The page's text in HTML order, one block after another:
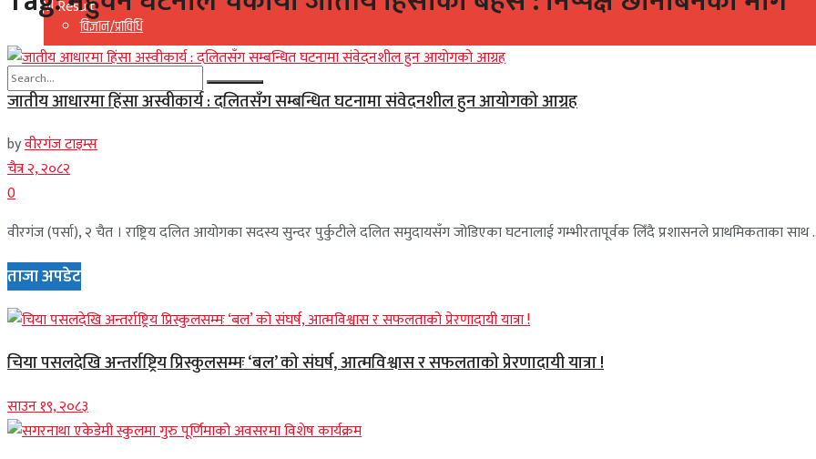
विज्ञान/प्राविधि
No Result
View All Result
View All Result
जातीय आधारमा हिंसा अस्वीकार्य : दलितसँग सम्बन्धित घटनामा संवेदनशील हुन आयोगको आग्रह
byवीरगंज टाइम्स
चैत्र २, २०८२
0
वीरगंज (पर्सा), २ चैत । राष्ट्रिय दलित आयोगका सदस्य सुन्दर पुर्कुटीले दलित समुदायसँग जोडिएका घटनालाई गम्भीरतापूर्वक लिँदै प्रशासनले प्राथमिकताका साथ
ताजा अपडेट
चिया पसलदेखि अन्तर्राष्ट्रिय प्रिस्कुलसम्मः ‘बल’ को संघर्ष, आत्मविश्वास र सफलताको प्रेरणादायी यात्रा !
साउन १९, २०८३